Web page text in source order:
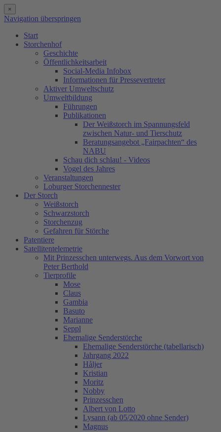
×
Navigation überspringen
Start
Storchenhof
Geschichte
Öffentlichkeitsarbeit
Social-Media Infobox
Informationen für Pressevertreter
Aktiver Umweltschutz
Umweltbildung
Führungen
Publikationen
Der Weißstorch im Spannungsfeld
zwischen Natur- und Tierschutz
Beratungsangebot „Fairpachten“ des
NABU
Schau dich schlau! - Videos
Vogel des Jahres
Veranstaltungen
Loburger Storchennester
Der Storch
Weißstorch
Schwarzstorch
Storchenzug
Gefahren für Störche
Patentiere
Satellitentelemetrie
Mit Prinzesschen unterwegs. Aus dem Vorwort von
Peter Berthold
Tierprofile
Mose
Claus
Gambia
Basuto
Marianne
Seppl
Ehemalige Senderstörche
Ehemalige Senderstörche (tabellarisch)
Jahrgang 2022
Håljer
Kristian
Moritz
Nobby
Prinzesschen
Albert von Lotto
Lysann (ab 05/2020 ohne Sender)
Magnus